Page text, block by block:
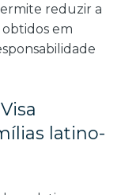
reduzir a
em
latino-